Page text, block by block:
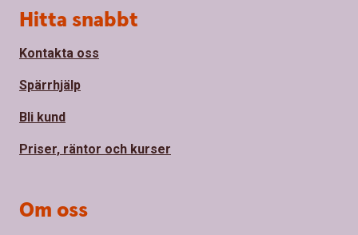
Sidfot
Hitta snabbt
Kontakta oss
Spärrhjälp
Bli kund
Priser, räntor och kurser
Om oss